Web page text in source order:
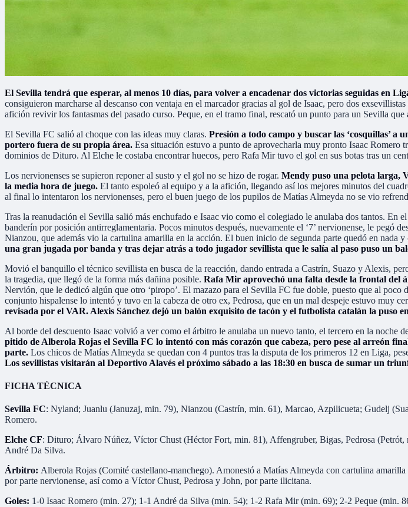
El Sevilla tendrá que esperar, al menos 10 días, para volver a encadenar dos victorias seguidas en
consiguieron marcharse al descanso con ventaja en el marcador gracias al gol de Isaac, pero dos
afición revivir los fantasmas del pasado curso. Peque, en el tramo final, rescató un punto para un Sevilla
El Sevilla FC salió al choque con las ideas muy claras. Presión a todo campo y buscar las ‘cosquillas’ a
portero fuera de su propia área. Esa situación estuvo a punto de aprovecharla muy pronto Isaac Romero
dominios de Dituro. Al Elche le costaba encontrar huecos, pero Rafa Mir tuvo el gol en sus botas tras un
Los nervionenses se supieron reponer al susto y el gol no se hizo de rogar. Mendy puso una pelota larga,
la media hora de juego. El tanto espoleó al equipo y a la afición, llegando así los mejores minutos del
al final lo intentaron los nervionenses, pero el buen juego de los pupilos de Matías Almeyda no se vio
Tras la reanudación el Sevilla salió más enchufado e Isaac vio como el colegiado le anulaba dos tantos.
banderín por posición antirreglamentaria. Pocos minutos después, nuevamente el ‘7’ nervionense, le pegó
Nianzou, que además vio la cartulina amarilla en la acción. El buen inicio de segunda parte quedó en nada
una gran jugada por banda y tras dejar atrás a todo jugador sevillista que le salía al paso puso un
Movió el banquillo el técnico sevillista en busca de la reacción, dando entrada a Castrín, Suazo y Alexis,
la tragedia, que llegó de la forma más dañina posible. Rafa Mir aprovechó una falta desde la frontal del
Nervión, que le dedicó algún que otro ‘piropo’. El mazazo para el Sevilla FC fue doble, puesto que al
conjunto hispalense lo intentó y tuvo en la cabeza de otro ex, Pedrosa, que en un mal despeje estuvo muy
revisada por el VAR. Alexis Sánchez dejó un balón exquisito de tacón y el futbolista catalán la puso
Al borde del descuento Isaac volvió a ver como el árbitro le anulaba un nuevo tanto, el tercero en la
pitido de Alberola Rojas el Sevilla FC lo intentó con más corazón que cabeza, pero pese al arreón
parte. Los chicos de Matías Almeyda se quedan con 4 puntos tras la disputa de los primeros 12 en Liga,
Los sevillistas visitarán al Deportivo Alavés el próximo sábado a las 18:30 en busca de sumar un
FICHA TÉCNICA
Sevilla FC: Nyland; Juanlu (Januzaj, min. 79), Nianzou (Castrín, min. 61), Marcao, Azpilicueta; Gudelj
Romero.
Elche CF: Dituro; Álvaro Núñez, Víctor Chust (Héctor Fort, min. 81), Affengruber, Bigas, Pedrosa
André Da Silva.
Árbitro: Alberola Rojas (Comité castellano-manchego). Amonestó a Matías Almeyda con cartulina
por parte nervionense, así como a Víctor Chust, Pedrosa y John, por parte ilicitana.
Goles: 1-0 Isaac Romero (min. 27); 1-1 André da Silva (min. 54); 1-2 Rafa Mir (min. 69); 2-2 Peque (min.